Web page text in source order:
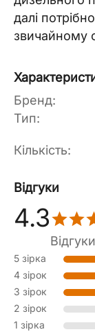
далі
звичайному
Бренд:
Тип:
Кількість:
Відгуки
4.3
5 зірка
4 зірок
3 зірок
2 зірок
1 зірка